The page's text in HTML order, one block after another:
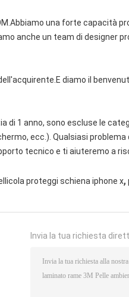
una forte capacità
anche un team di designer
diamo il
1 anno, sono escluse le
ecc.). Qualsiasi
tecnico e ti aiuteremo a
proteggi schiena iphone x,
Invia la tua richiesta